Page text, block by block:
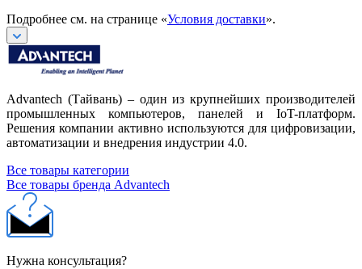
Подробнее см. на странице «Условия доставки».
Advantech (Тайвань) – один из крупнейших производителей
промышленных компьютеров, панелей и IoT-платформ.
Решения компании активно используются для цифровизации,
автоматизации и внедрения индустрии 4.0.
Все товары категории
Все товары бренда Advantech
Нужна консультация?